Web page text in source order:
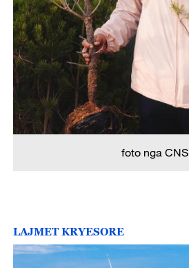
foto nga CNS
LAJMET KRYESORE